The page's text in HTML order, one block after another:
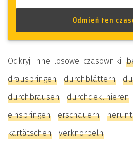
Odkryj inne losowe czasowniki:
drausbringen
durchblättern
durchbrausen
durchdeklinieren
einspringen
erschauern
kartätschen
verknorpeln